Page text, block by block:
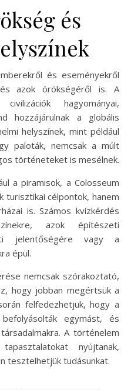
és
és eseményekről
azok örökségéről is. A
hagyományai,
hozzájárulnak a globális
helyszínek, mint például
paloták, nemcsak a múlt
történeteket is mesélnek.
a piramisok, a Colosseum
turisztikai célpontok, hanem
is. Számos kvízkérdés
azok építészeti
jelentőségére vagy a
épül.
nemcsak szórakoztató,
hogy jobban megértsük a
felfedezhetjük, hogy a
egymást, és
A történelem
nyújtanak,
tesztelhetjük tudásunkat.